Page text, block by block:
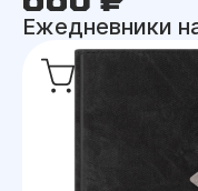
Ежедневники